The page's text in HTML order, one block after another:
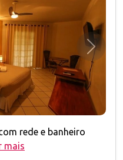
rede e banheiro
mais